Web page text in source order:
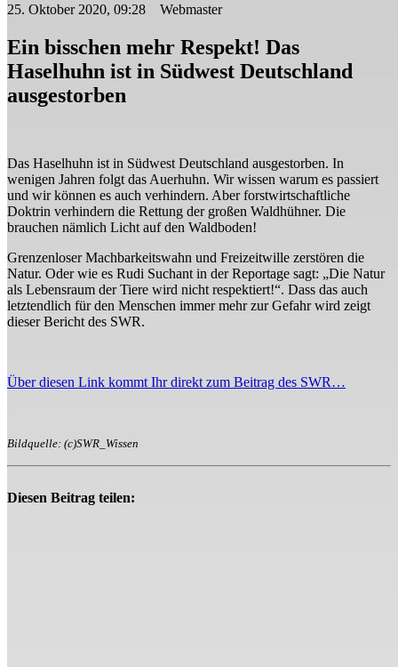
25. Oktober 2020, 09:28 Webmaster
Ein bisschen mehr Respekt! Das
Haselhuhn ist in Südwest Deutschland
ausgestorben
Das Haselhuhn ist in Südwest Deutschland ausgestorben. In
wenigen Jahren folgt das Auerhuhn. Wir wissen warum es passiert
und wir können es auch verhindern. Aber forstwirtschaftliche
Doktrin verhindern die Rettung der großen Waldhühner. Die
brauchen nämlich Licht auf den Waldboden!
Grenzenloser Machbarkeitswahn und Freizeitwille zerstören die
Natur. Oder wie es Rudi Suchant in der Reportage sagt: „Die Natur
als Lebensraum der Tiere wird nicht respektiert!“. Dass das auch
letztendlich für den Menschen immer mehr zur Gefahr wird zeigt
dieser Bericht des SWR.
Über diesen Link kommt Ihr direkt zum Beitrag des SWR…
Bildquelle: (c)SWR_Wissen
Diesen Beitrag teilen: